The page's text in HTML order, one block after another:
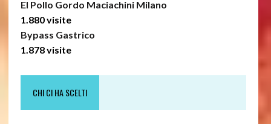
El Pollo Gordo Maciachini Milano
1.880 visite
Bypass Gastrico
1.878 visite
CHI CI HA SCELTI